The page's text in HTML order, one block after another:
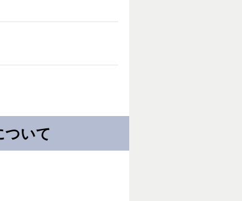
ついて